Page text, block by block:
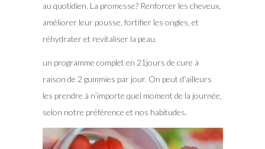
au quotidien. La promesse? Renforcer les cheveux,
améliorer leur pousse, fortifier les ongles, et
réhydrater et revitaliser la peau.
un programme complet en 21jours de cure à
raison de 2 gummies par jour. On peut d’ailleurs
les prendre à n’importe quel moment de la journée,
selon notre préférence et nos habitudes.